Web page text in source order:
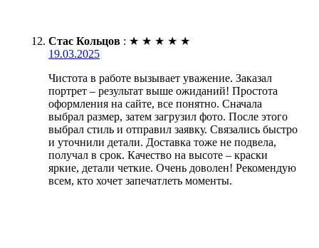
Стас Кольцов : ★ ★ ★ ★ ★
19.03.2025
Чистота в работе вызывает уважение. Заказал
портрет – результат выше ожиданий! Простота
оформления на сайте, все понятно. Сначала
выбрал размер, затем загрузил фото. После этого
выбрал стиль и отправил заявку. Связались быстро
и уточнили детали. Доставка тоже не подвела,
получал в срок. Качество на высоте – краски
яркие, детали четкие. Очень доволен! Рекомендую
всем, кто хочет запечатлеть моменты.